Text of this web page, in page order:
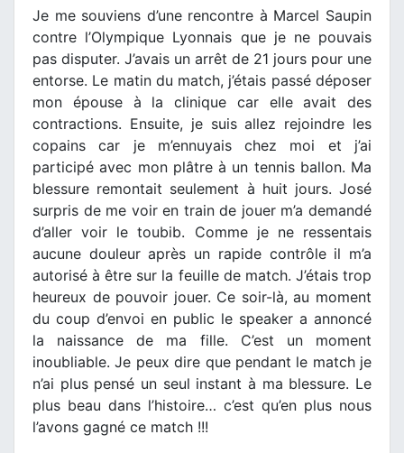
Je me souviens d’une rencontre à Marcel Saupin
contre l’Olympique Lyonnais que je ne pouvais
pas disputer. J’avais un arrêt de 21 jours pour une
entorse. Le matin du match, j’étais passé déposer
mon épouse à la clinique car elle avait des
contractions. Ensuite, je suis allez rejoindre les
copains car je m’ennuyais chez moi et j’ai
participé avec mon plâtre à un tennis ballon. Ma
blessure remontait seulement à huit jours. José
surpris de me voir en train de jouer m’a demandé
d’aller voir le toubib. Comme je ne ressentais
aucune douleur après un rapide contrôle il m’a
autorisé à être sur la feuille de match. J’étais trop
heureux de pouvoir jouer. Ce soir-là, au moment
du coup d’envoi en public le speaker a annoncé
la naissance de ma fille. C’est un moment
inoubliable. Je peux dire que pendant le match je
n’ai plus pensé un seul instant à ma blessure. Le
plus beau dans l’histoire… c’est qu’en plus nous
l’avons gagné ce match !!!